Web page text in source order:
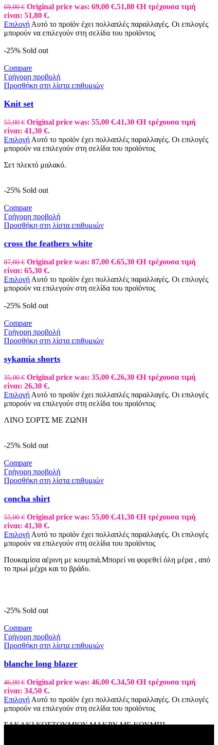
69,00€ Original price was: 69,00 €.51,80 €Η τρέχουσα τιμή
είναι: 51,80 €.
Επιλογή Αυτό το προϊόν έχει πολλαπλές παραλλαγές. Οι επιλογές
μπορούν να επιλεγούν στη σελίδα του προϊόντος
-25% Sold out
Compare
Γρήγορη προβολή
Προσθήκη στη λίστα επιθυμιών
Knit set
55,00€ Original price was: 55,00 €.41,30 €Η τρέχουσα τιμή
είναι: 41,30 €.
Επιλογή Αυτό το προϊόν έχει πολλαπλές παραλλαγές. Οι επιλογές
μπορούν να επιλεγούν στη σελίδα του προϊόντος
Σετ πλεκτό μαλακό.
-25% Sold out
Compare
Γρήγορη προβολή
Προσθήκη στη λίστα επιθυμιών
cross the feathers white
87,00€ Original price was: 87,00 €.65,30 €Η τρέχουσα τιμή
είναι: 65,30 €.
Επιλογή Αυτό το προϊόν έχει πολλαπλές παραλλαγές. Οι επιλογές
μπορούν να επιλεγούν στη σελίδα του προϊόντος
-25% Sold out
Compare
Γρήγορη προβολή
Προσθήκη στη λίστα επιθυμιών
sykamia shorts
35,00€ Original price was: 35,00 €.26,30 €Η τρέχουσα τιμή
είναι: 26,30 €.
Επιλογή Αυτό το προϊόν έχει πολλαπλές παραλλαγές. Οι επιλογές
μπορούν να επιλεγούν στη σελίδα του προϊόντος
ΛΙΝΟ ΣΟΡΤΣ ΜΕ ΖΩΝΗ
-25% Sold out
Compare
Γρήγορη προβολή
Προσθήκη στη λίστα επιθυμιών
concha shirt
55,00€ Original price was: 55,00 €.41,30 €Η τρέχουσα τιμή
είναι: 41,30 €.
Επιλογή Αυτό το προϊόν έχει πολλαπλές παραλλαγές. Οι επιλογές
μπορούν να επιλεγούν στη σελίδα του προϊόντος
Πουκαμίσα αέρινη με κουμπιά.Μπορεί να φορεθεί όλη μέρα , από
το πρωί μέχρι και το βράδυ.
-25% Sold out
Compare
Γρήγορη προβολή
Προσθήκη στη λίστα επιθυμιών
blanche long blazer
46,00€ Original price was: 46,00 €.34,50 €Η τρέχουσα τιμή
είναι: 34,50 €.
Επιλογή Αυτό το προϊόν έχει πολλαπλές παραλλαγές. Οι επιλογές
μπορούν να επιλεγούν στη σελίδα του προϊόντος
ΣΑΚΑΚΙ ΚΟΣΤΟΥΜΙΟΥ ΜΑΚΡΥ ΜΕ ΚΟΥΜΠΙ